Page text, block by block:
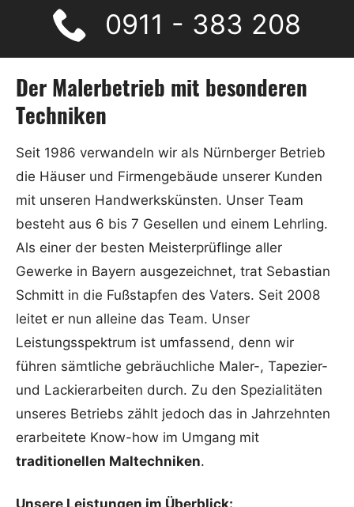
0911 - 383 208
Der Malerbetrieb mit besonderen
Techniken
Seit 1986 verwandeln wir als Nürnberger Betrieb
die Häuser und Firmengebäude unserer Kunden
mit unseren Handwerkskünsten. Unser Team
besteht aus 6 bis 7 Gesellen und einem Lehrling.
Als einer der besten Meisterprüflinge aller
Gewerke in Bayern ausgezeichnet, trat Sebastian
Schmitt in die Fußstapfen des Vaters. Seit 2008
leitet er nun alleine das Team. Unser
Leistungsspektrum ist umfassend, denn wir
führen sämtliche gebräuchliche Maler-, Tapezier-
und Lackierarbeiten durch. Zu den Spezialitäten
unseres Betriebs zählt jedoch das in Jahrzehnten
erarbeitete Know-how im Umgang mit
traditionellen Maltechniken.
Unsere Leistungen im Überblick: